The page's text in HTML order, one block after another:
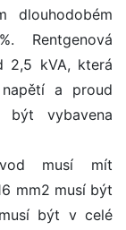
dlouhodobém
Rentgenová
2,5 kVA, která
a proud
vybavena
musí mít
mm2 musí být
být v celé